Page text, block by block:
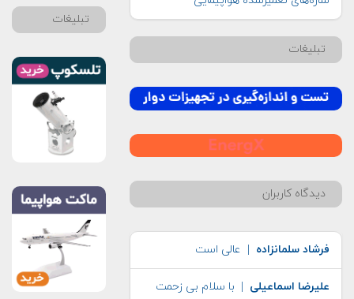
تبلیغات
دیدگاه کاربران
فرشاد سلمانزاده | عالی است
علیرضا اسماعیلی | با سلام بی زحمت
تبلیغات